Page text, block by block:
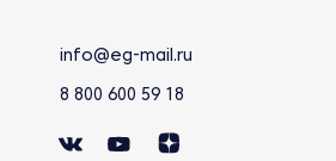
info@eg-mail.ru
8 800 600 59 18